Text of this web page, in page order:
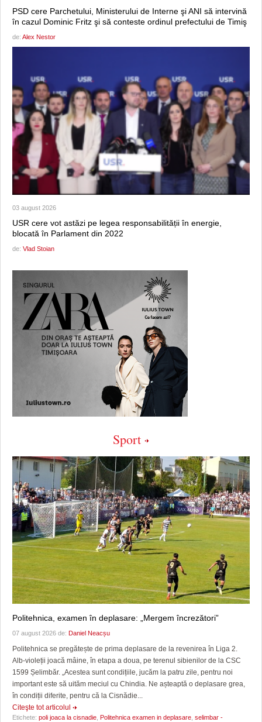
PSD cere Parchetului, Ministerului de Interne şi ANI să intervină
în cazul Dominic Fritz şi să conteste ordinul prefectului de Timiş
de: Alex Nestor
03 august 2026
USR cere vot astăzi pe legea responsabilității în energie,
blocată în Parlament din 2022
de: Vlad Stoian
Sport
Politehnica, examen în deplasare: „Mergem încrezători”
07 august 2026 de: Daniel Neacșu
Politehnica se pregătește de prima deplasare de la revenirea în Liga 2.
Alb-violeții joacă mâine, în etapa a doua, pe terenul sibienilor de la CSC
1599 Șelimbăr. „Acestea sunt condițiile, jucăm la patru zile, pentru noi
important este să uităm meciul cu Chindia. Ne așteaptă o deplasare grea,
în condiții diferite, pentru că la Cisnădie...
Citeşte tot articolul
Etichete: poli joaca la cisnadie Politehnica examen in deplasare selimbar -